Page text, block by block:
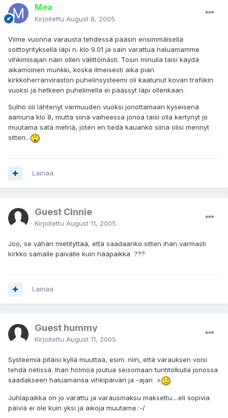
Mea
Kirjoitettu August 8, 2005
Viime vuonna varausta tehdessä pääsin ensimmäisellä
soittoyrityksellä läpi n. klo 9.01 ja sain varattua haluamamme
vihkimisajan näin ollen välittömästi. Tosin minulla taisi käydä
aikamoinen munkki, koska ilmeisesti aika pian
kirkkoherranviraston puhelinsysteemi oli kaatunut kovan trafiikin
vuoksi ja hetkeen puhelimella ei päässyt läpi ollenkaan.
Sulho oli lähtenyt varmuuden vuoksi jonottamaan kyseisenä
aamuna klo 8, mutta siinä vaiheessa jonoa taisi olla kertynyt jo
muutama sata metriä, joten en tiedä kauanko siinä olisi mennyt
sitten...
Lainaa
Guest Cinnie
Kirjoitettu August 11, 2005
Joo, se vähän mietityttää, että saadaanko sitten ihan varmasti
kirkko samalle päivälle kuin hääpaikka ???
Lainaa
Guest hummy
Kirjoitettu August 11, 2005
Systeemiä pitäisi kyllä muuttaa, esim. niin, että varauksen voisi
tehdä netissä. Ihan hölmöä joutua seisomaan tuntitolkulla jonossa
saadakseen haluamansa vihkipäivän ja -ajan >
Juhlapaikka on jo varattu ja varausmaksu maksettu....eli sopivia
päiviä ei ole kuin yksi ja aikoja muutama :-/